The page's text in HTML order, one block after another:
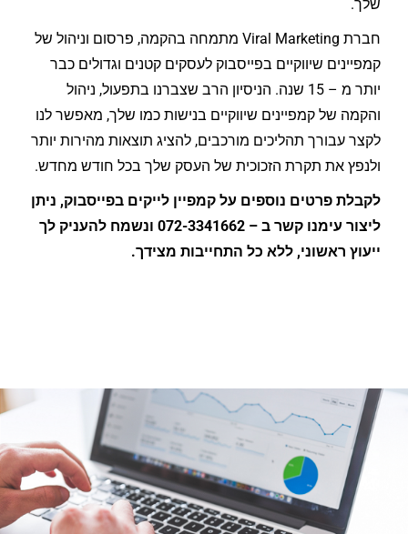
שלך.
חברת Viral Marketing מתמחה בהקמה, פרסום וניהול של
קמפיינים שיווקיים בפייסבוק לעסקים קטנים וגדולים כבר
יותר מ – 15 שנה. הניסיון הרב שצברנו בתפעול, ניהול
והקמה של קמפיינים שיווקיים בנישות כמו שלך, מאפשר לנו
לקצר עבורך תהליכים מורכבים, להציג תוצאות מהירות יותר
ולנפץ את תקרת הזכוכית של העסק שלך בכל חודש מחדש.
לקבלת פרטים נוספים על קמפיין לייקים בפייסבוק, ניתן
ליצור עימנו קשר ב – 072-3341662 ונשמח להעניק לך
ייעוץ ראשוני, ללא כל התחייבות מצידך.